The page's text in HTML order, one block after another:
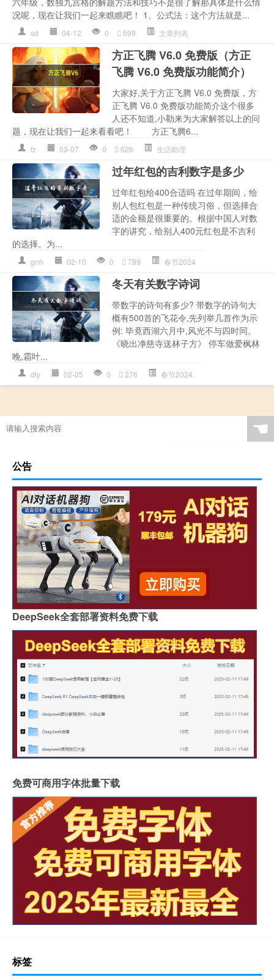
况呢，现在让我们一起来瞧瞧吧！ 1、公式法：这个方法就是...
sd 04-12 0 599 文章列表
方正飞腾 V6.0 免费版（方正
飞腾 V6.0 免费版功能简介）
大家好,关于方正飞腾 V6.0 免费版，方
正飞腾 V6.0 免费版功能简介这个很多
人还不知道,小勒来为大家解答以上的问
题，现在让我们一起来看看吧！ 方正飞腾6...
fz 03-07 0 626 生活助理
过年红包的吉利数字是多少
过年红包给400合适吗 在过年期间，给
别人包红包是一种传统习俗，但选择合
适的金额是很重要的。根据中国人对数
字的讲究，给别人400元红包是不吉利
的选择。为...
gnh 02-10 0 789 春节2024
冬天有关数字诗词
带数字的诗句有多少? 带数字的诗句大
概有500首的飞花令,先列举几首作为示
例: 毕竟西湖六月中,风光不与四时同。
《晓出净慈寺送林子方》 停车做爱枫林
晚,霜叶...
dty 02-05 0 276 春节2024
☚
公告
DeepSeek全套部署资料免费下载
免费可商用字体批量下载
标签